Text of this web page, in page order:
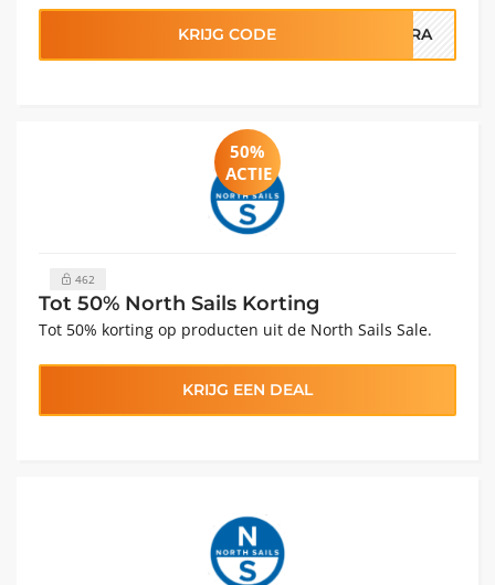
KRIJG CODE D5RA
50%
ACTIE
462
Tot 50% North Sails Korting
Tot 50% korting op producten uit de North Sails Sale.
KRIJG EEN DEAL